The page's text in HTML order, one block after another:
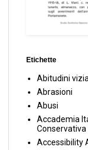
Etichette
Abitudini
Abrasioni
Abusi
Accademia
Conservativa
Accessibility